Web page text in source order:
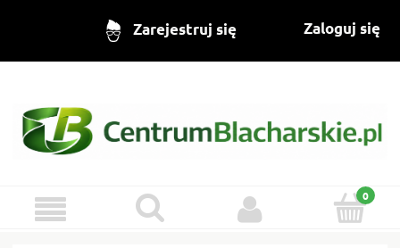
Zarejestruj się Zaloguj się